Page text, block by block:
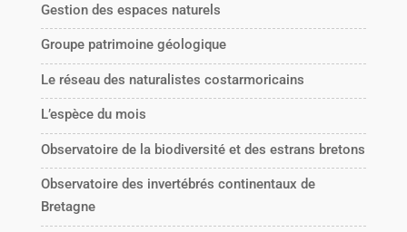
Gestion des espaces naturels
Groupe patrimoine géologique
Le réseau des naturalistes costarmoricains
L’espèce du mois
Observatoire de la biodiversité et des estrans bretons
Observatoire des invertébrés continentaux de
Bretagne